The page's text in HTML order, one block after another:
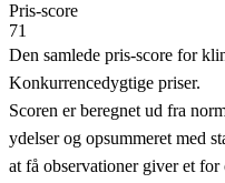
Pris‑score
71
Den samlede pris-score for
Konkurrencedygtige priser.
Scoren er beregnet ud fra
ydelser og opsummeret med
at få observationer giver et